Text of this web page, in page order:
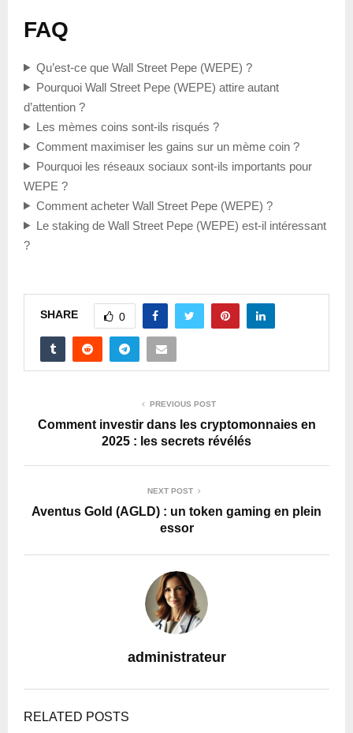
FAQ
Qu’est-ce que Wall Street Pepe (WEPE) ?
Pourquoi Wall Street Pepe (WEPE) attire autant
d’attention ?
Les mèmes coins sont-ils risqués ?
Comment maximiser les gains sur un mème coin ?
Pourquoi les réseaux sociaux sont-ils importants pour
WEPE ?
Comment acheter Wall Street Pepe (WEPE) ?
Le staking de Wall Street Pepe (WEPE) est-il intéressant
?
SHARE 0
PREVIOUS POST
Comment investir dans les cryptomonnaies en
2025 : les secrets révélés
NEXT POST
Aventus Gold (AGLD) : un token gaming en plein
essor
administrateur
RELATED POSTS